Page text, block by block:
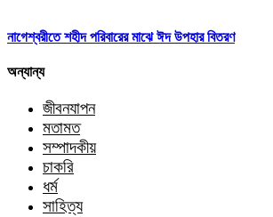
নাগেশ্বরীতে শহীদ পরিবারের মাঝে ঈদ উপহার বিতরণ
অন্যান্য
জীবনযাপন
মতামত
সম্পাদকীয়
চাকরি
ধর্ম
সাহিত্য